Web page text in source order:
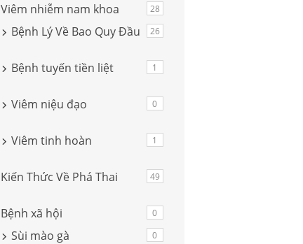
Viêm nhiễm nam khoa 28
Bệnh Lý Về Bao Quy Đầu 26
Bệnh tuyến tiền liệt 1
Viêm niệu đạo 0
Viêm tinh hoàn 1
Kiến Thức Về Phá Thai 49
Bệnh xã hội 0
Sùi mào gà 0